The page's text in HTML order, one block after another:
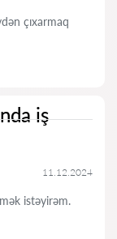
çıxarmaq
iş
11.12.2024
istəyirəm.